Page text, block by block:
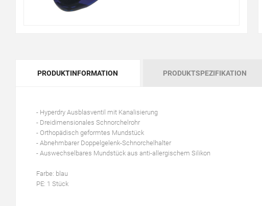
PRODUKTINFORMATION PRODUKTSPEZIFIKATION
- Hyperdry Ausblasventil mit Kanalisierung
- Dreidimensionales Schnorchelrohr
- Orthopädisch geformtes Mundstück
- Abnehmbarer Doppelgelenk-Schnorchelhalter
- Auswechselbares Mundstück aus anti-allergischem Silikon
Farbe: blau
PE: 1 Stück